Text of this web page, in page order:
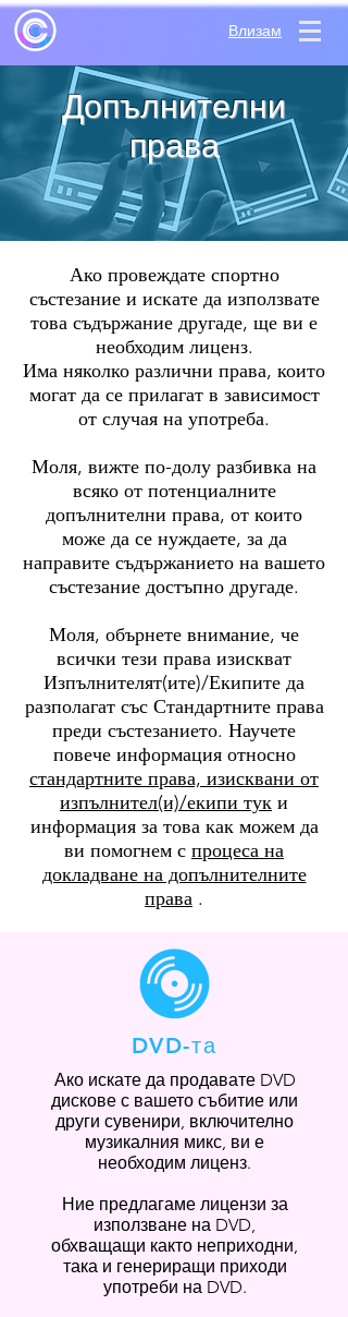
Влизам
Допълнителни
права
Ако провеждате спортно
състезание и искате да използвате
това съдържание другаде, ще ви е
необходим лиценз.
Има няколко различни права, които
могат да се прилагат в зависимост
от случая на употреба.
Моля, вижте по-долу разбивка на
всяко от потенциалните
допълнителни права, от които
може да се нуждаете, за да
направите съдържанието на вашето
състезание достъпно другаде.
Моля, обърнете внимание, че
всички тези права изискват
Изпълнителят(ите)/Екипите да
разполагат със Стандартните права
преди състезанието. Научете
повече информация относно
стандартните права, изисквани от
изпълнител(и)/екипи тук и
информация за това как можем да
ви помогнем с процеса на
докладване на допълнителните
права .
DVD-та
Ако искате да продавате DVD
дискове с вашето събитие или
други сувенири, включително
музикалния микс, ви е
необходим лиценз.
Ние предлагаме лицензи за
използване на DVD,
обхващащи както неприходни,
така и генериращи приходи
употреби на DVD.